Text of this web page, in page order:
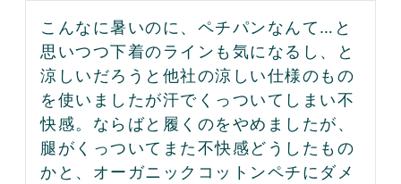
こんなに暑いのに、ペチパンなんて…と
思いつつ下着のラインも気になるし、と
涼しいだろうと他社の涼しい仕様のもの
を使いましたが汗でくっついてしまい不
快感。ならばと履くのをやめましたが、
腿がくっついてまた不快感どうしたもの
かと、オーガニックコットンペチにダメ